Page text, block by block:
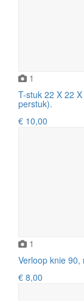
1
T-stuk 22 X 22
perstuk).
€ 10,00
1
Verloop knie
€ 8,00